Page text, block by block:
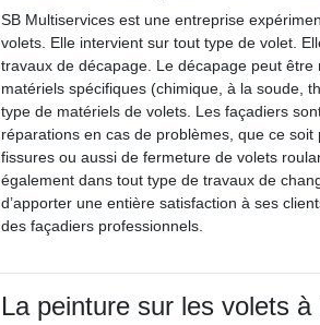
SB Multiservices est une entreprise
volets. Elle intervient sur tout type de volet.
travaux de décapage. Le décapage peut être
matériels spécifiques (chimique, à la soude,
type de matériels de volets. Les façadiers
réparations en cas de problèmes, que ce
fissures ou aussi de fermeture de volets
également dans tout type de travaux de
d’apporter une entière satisfaction à ses
des façadiers professionnels.
La peinture sur les volets à